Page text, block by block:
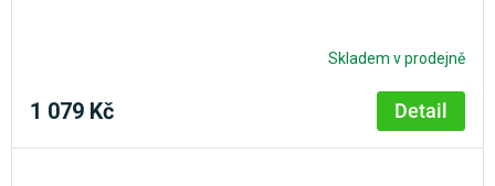
Skladem v prodejně
1 079 Kč Detail